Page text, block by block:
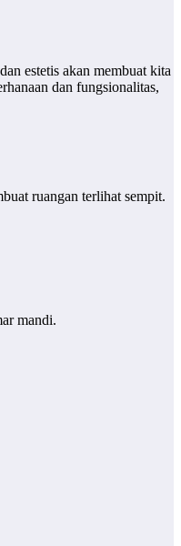
estetis akan membuat kita
dan fungsionalitas,
ruangan terlihat sempit.
mandi.